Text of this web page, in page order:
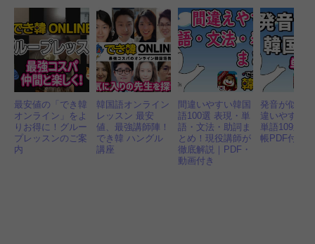
最安値の「でき韓
オンライン」をよ
りお得に！グルー
プレッスンのご案
内
韓国語オンライン
レッスン 最安
値、最強講師陣！
でき韓 ハングル
講座
間違いやすい韓国
語100選 表現・単
語・文法・助詞ま
とめ！現役講師が
徹底解説｜PDF・
動画付き
発音が似て
違いやすい
単語109選！
帳PDF付き